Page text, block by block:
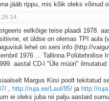
jääb rippu, mis kõik oleks võinud
eelkõige teise plaadi 1978.
et üldse on olemas TPI aula
lehel on seni info (http://
1976 ... Tallinna Polütehnilise
aastal CD-l "Üle müüri"
Margus Kiisi poolt tekitatud
, http://ruja.ee/Laul/85/ ja http://
ei oleks juba nii palju aastaid